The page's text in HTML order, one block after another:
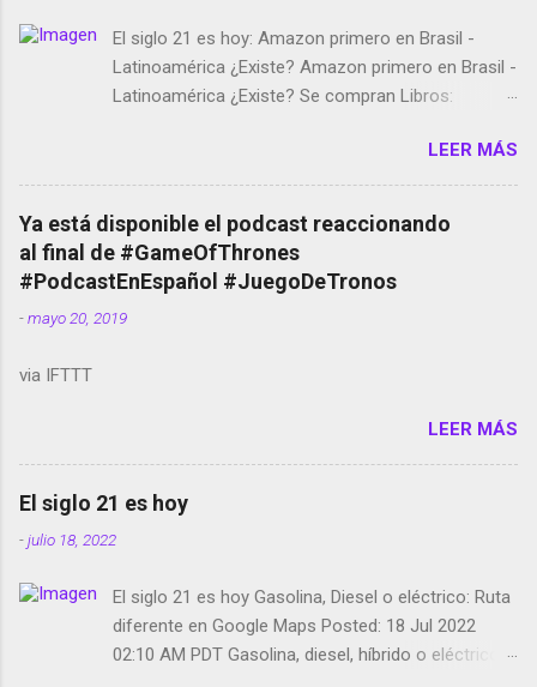
El siglo 21 es hoy: Amazon primero en Brasil -
Latinoamérica ¿Existe? Amazon primero en Brasil -
Latinoamérica ¿Existe? Se compran Libros:
temporada de Black Mirror Twitter deja de verificar
cuentas Responden los fotógrafos Brian May y el
copyright en Instagram Música y vídeo selfies en la
red social Riddley Scott saca a Kevin Spacey de su
película Francisco regaña a los que usan el
smartphone en sus misas La serie de la Tierra
Media GoBee - StartUp de bicicletas de alquiler
Live Photos en Google Photos Llegando Partimos
Dictados en Android El tamaño y su importancia...
LEER MÁS
Ya está disponible el podcast reaccionando
al final de #GameOfThrones
#PodcastEnEspañol #JuegoDeTronos
-mayo 20, 2019
via IFTTT
LEER MÁS
El siglo 21 es hoy
-julio 18, 2022
El siglo 21 es hoy Gasolina, Diesel o eléctrico: Ruta
diferente en Google Maps Posted: 18 Jul 2022
02:10 AM PDT Gasolina, diesel, híbrido o eléctrico: